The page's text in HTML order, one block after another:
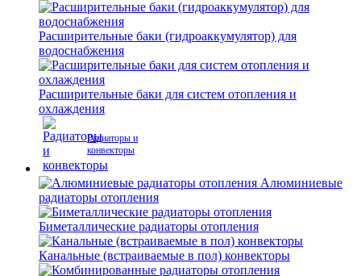
Расширительные баки (гидроаккумулятор) для
водоснабжения
Расширительные баки для систем отопления и
охлаждения
Радиаторы и
конвекторы
Алюминиевые
радиаторы отопления
Биметаллические радиаторы отопления
Канальные (встраиваемые в пол) конвекторы